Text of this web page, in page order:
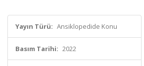
Yayın Türü: Ansiklopedide Konu
Basım Tarihi: 2022